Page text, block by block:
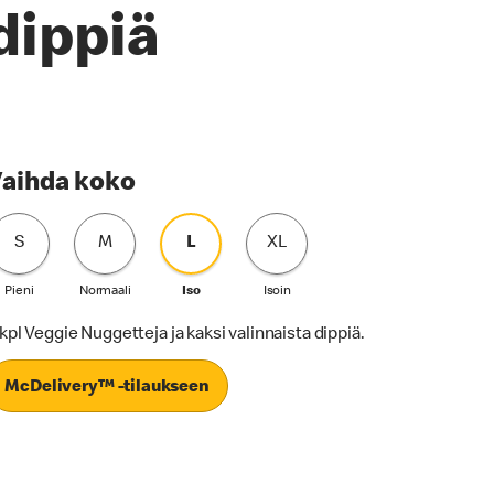
koko
S
Pieni
M
Normaali
L
Iso
XL
Isoin
Veggie Nuggetteja ja kaksi valinnaista dippiä.
McDelivery™ -tilaukseen